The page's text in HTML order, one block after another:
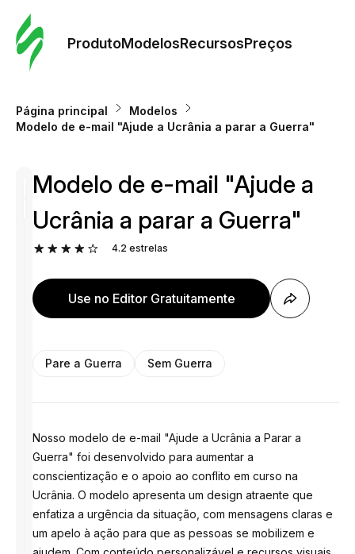
ProdutoModelosRecursosPreços
Página principal
Modelos
Modelo de e-mail "Ajude a Ucrânia a parar a Guerra"
Modelo de e-mail "Ajude a
Ucrânia a parar a Guerra"
4.2 estrelas
Use no Editor Gratuitamente
Pare a Guerra Sem Guerra
Nosso modelo de e-mail "Ajude a Ucrânia a Parar a
Guerra" foi desenvolvido para aumentar a
conscientização e o apoio ao conflito em curso na
Ucrânia. O modelo apresenta um design atraente que
enfatiza a urgência da situação, com mensagens claras e
um apelo à ação para que as pessoas se mobilizem e